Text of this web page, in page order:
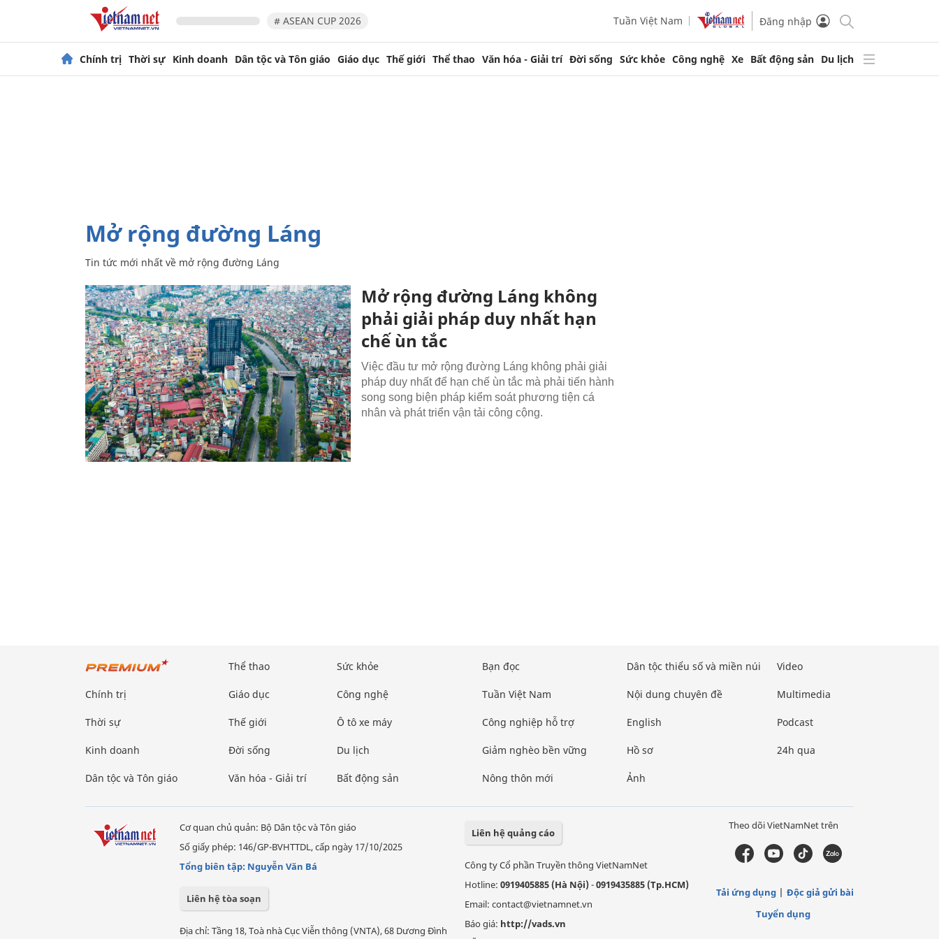
# ASEAN CUP 2026 Tuần Việt Nam Đăng nhập
Chính trị Thời sự Kinh doanh Dân tộc và Tôn giáo Giáo dục Thế giới Thể thao Văn hóa - Giải trí Đời sống Sức khỏe Công nghệ Xe Bất động sản Du lịch
mở rộng đường Láng
Tin tức mới nhất về mở rộng đường Láng
Mở rộng đường Láng không
phải giải pháp duy nhất hạn
chế ùn tắc
Việc đầu tư mở rộng đường Láng không phải giải
pháp duy nhất để hạn chế ùn tắc mà phải tiến hành
song song biện pháp kiểm soát phương tiện cá
nhân và phát triển vận tải công cộng.
Chính trị
Thời sự
Kinh doanh
Dân tộc và Tôn giáo
Thể thao
Giáo dục
Thế giới
Đời sống
Văn hóa - Giải trí
Sức khỏe
Công nghệ
Ô tô xe máy
Du lịch
Bất động sản
Bạn đọc
Tuần Việt Nam
Công nghiệp hỗ trợ
Giảm nghèo bền vững
Nông thôn mới
Dân tộc thiểu số và miền núi
Nội dung chuyên đề
English
Hồ sơ
Ảnh
Video
Multimedia
Podcast
24h qua
Cơ quan chủ quản: Bộ Dân tộc và Tôn giáo
Số giấy phép: 146/GP-BVHTTDL, cấp ngày 17/10/2025
Tổng biên tập: Nguyễn Văn Bá
Liên hệ tòa soạn
Địa chỉ: Tầng 18, Toà nhà Cục Viễn thông (VNTA), 68 Dương Đình
Liên hệ quảng cáo
Công ty Cổ phần Truyền thông VietNamNet
Hotline: 0919405885 (Hà Nội)-0919435885 (Tp.HCM)
Email: contact@vietnamnet.vn
Báo giá: http://vads.vn
Theo dõi VietNamNet trên
Tải ứng dụng
Độc giả gửi bài
Tuyển dụng